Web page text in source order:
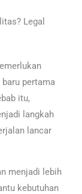
Legal
pertama
itu,
langkah
lancar
menjadi lebih
kebutuhan